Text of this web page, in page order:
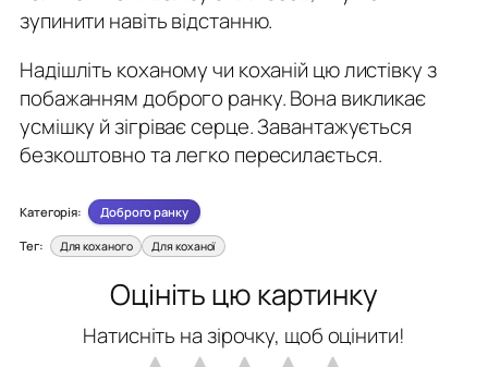
зупинити навіть відстанню.
Надішліть коханому чи коханій цю листівку з
побажанням доброго ранку. Вона викликає
усмішку й зігріває серце. Завантажується
безкоштовно та легко пересилається.
Категорія: Доброго ранку
Тег: Для коханого Для коханої
Оцініть цю картинку
Натисніть на зірочку, щоб оцінити!